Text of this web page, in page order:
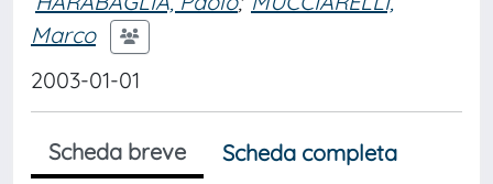
Marco
2003-01-01
Scheda breve
Scheda completa